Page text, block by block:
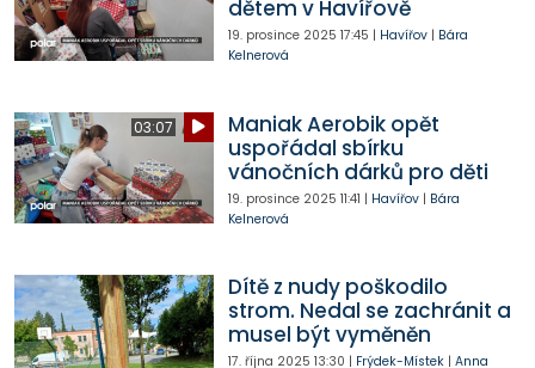
dětem v Havířově
19. prosince 2025 17:45 | Havířov| Bára
Kelnerová
03:07
Maniak Aerobik opět
uspořádal sbírku
vánočních dárků pro děti
19. prosince 2025 11:41 | Havířov| Bára
Kelnerová
Dítě z nudy poškodilo
strom. Nedal se zachránit a
musel být vyměněn
17. října 2025 13:30 | Frýdek-Místek| Anna